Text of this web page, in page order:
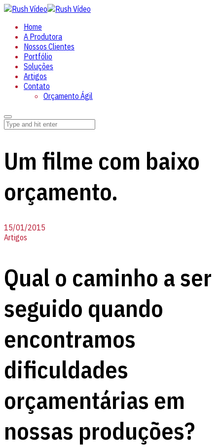
Home
A Produtora
Nossos Clientes
Portfólio
Soluções
Artigos
Contato
Orçamento Ágil
Um filme com baixo
orçamento.
15/01/2015
Artigos
Qual o caminho a ser
seguido quando
encontramos
dificuldades
orçamentárias em
nossas produções?